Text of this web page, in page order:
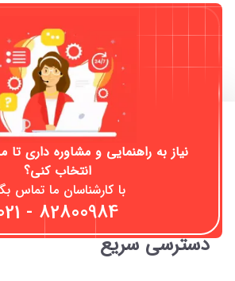
نیاز به راهنمایی و مشاوره داری
انتخاب کنی؟
با کارشناسان ما تماس
- 82800984
برای زبان آموز
برای مدرس
راهنمای سایت
دسترسی سریع